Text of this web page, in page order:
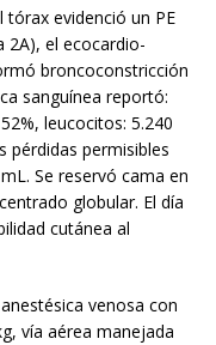
evidenció un PE
2A), el ecocardio-
broncoconstricción
sanguínea reportó:
leucocitos: 5.240
pérdidas permisibles
Se reservó cama en
globular. El día
cutánea al
venosa con
vía aérea manejada